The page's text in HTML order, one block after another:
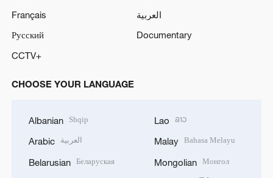
Français
العربية
Русский
Documentary
CCTV+
CHOOSE YOUR LANGUAGE
Albanian Shqip
Arabic العربية
Belarusian Беларуская
Lao ລາວ
Malay Bahasa Melayu
Mongolian Монгол